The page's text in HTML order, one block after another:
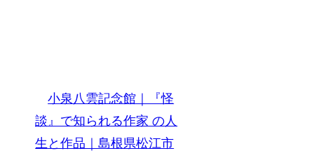
小泉八雲記念館｜『怪
談』で知られる作家 の人
生と作品｜島根県松江市